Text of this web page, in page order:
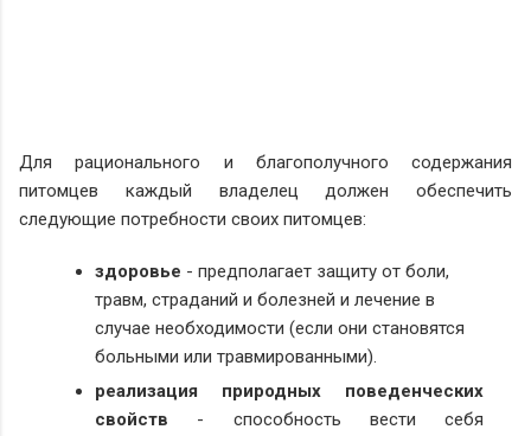
Для рационального и благополучного содержания
питомцев каждый владелец должен обеспечить
следующие потребности своих питомцев:
здоровье - предполагает защиту от боли,
травм, страданий и болезней и лечение в
случае необходимости (если они становятся
больными или травмированными).
реализация природных поведенческих
свойств - способность вести себя